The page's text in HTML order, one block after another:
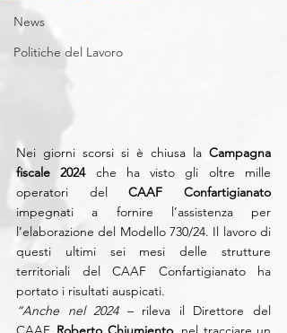
News
Politiche del Lavoro
Nei giorni scorsi si è chiusa la Campagna
fiscale 2024 che ha visto gli oltre mille
operatori del CAAF Confartigianato
impegnati a fornire l’assistenza per
l’elaborazione del Modello 730/24. Il lavoro di
questi ultimi sei mesi delle strutture
territoriali del CAAF Confartigianato ha
portato i risultati auspicati.
“Anche nel 2024 – rileva il Direttore del